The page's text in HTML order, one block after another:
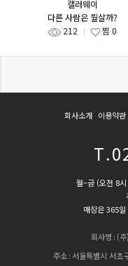
캘러웨이
다른 사람은 뭘살까?
212
찜 0
회사소개 이용약관
월~금 (오전 8
매장은 365
회사명 : (
주소 : 서울특별시 서초